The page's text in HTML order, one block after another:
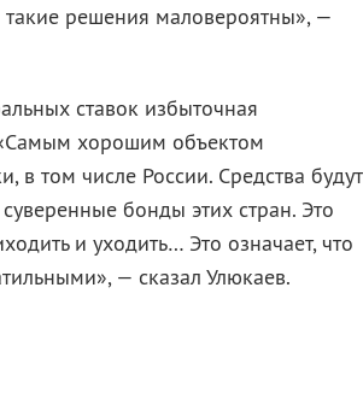
решения маловероятны», —
ставок избыточная
«Самым хорошим объектом
том числе России. Средства будут
бонды этих стран. Это
и уходить… Это означает, что
— сказал Улюкаев.